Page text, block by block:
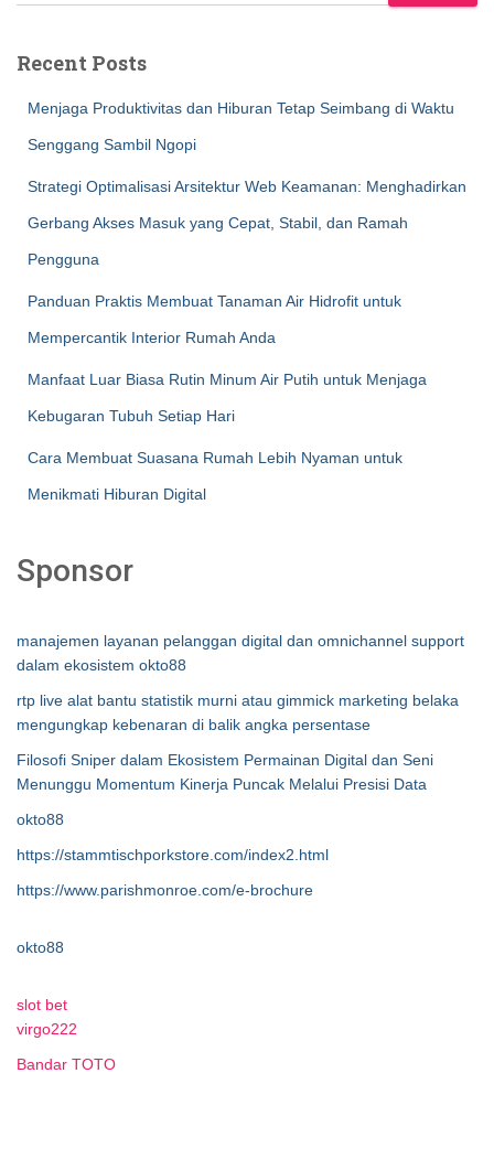
Recent Posts
Menjaga Produktivitas dan Hiburan Tetap Seimbang di Waktu
Senggang Sambil Ngopi
Strategi Optimalisasi Arsitektur Web Keamanan: Menghadirkan
Gerbang Akses Masuk yang Cepat, Stabil, dan Ramah
Pengguna
Panduan Praktis Membuat Tanaman Air Hidrofit untuk
Mempercantik Interior Rumah Anda
Manfaat Luar Biasa Rutin Minum Air Putih untuk Menjaga
Kebugaran Tubuh Setiap Hari
Cara Membuat Suasana Rumah Lebih Nyaman untuk
Menikmati Hiburan Digital
Sponsor
manajemen layanan pelanggan digital dan omnichannel support
dalam ekosistem okto88
rtp live alat bantu statistik murni atau gimmick marketing belaka
mengungkap kebenaran di balik angka persentase
Filosofi Sniper dalam Ekosistem Permainan Digital dan Seni
Menunggu Momentum Kinerja Puncak Melalui Presisi Data
okto88
https://stammtischporkstore.com/index2.html
https://www.parishmonroe.com/e-brochure
okto88
slot bet
virgo222
Bandar TOTO